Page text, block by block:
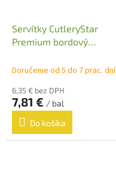
Servítky CutleryStar
Premium bordový
Doručenie od 5 do 7 prac. dní
6,35 € bez DPH
7,81 € / bal
Do košíka